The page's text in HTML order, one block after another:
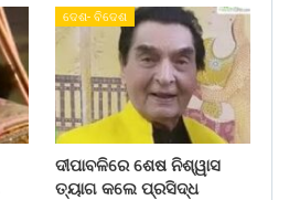
ଦେଶ- ବିଦେଶ
ଦୀପାବଳିରେ ଶେଷ ନିଶ୍ୱାସ
ତ୍ୟାଗ କଲେ ପ୍ରସିଦ୍ଧ